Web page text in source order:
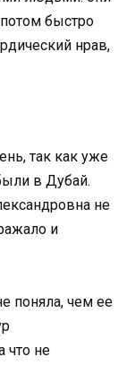
быстро
нрав,
так как уже
в Дубай.
не
и
поняла, чем ее
что не